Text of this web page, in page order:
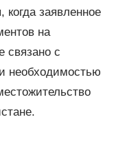
заявленное
на
связано с
необходимостью